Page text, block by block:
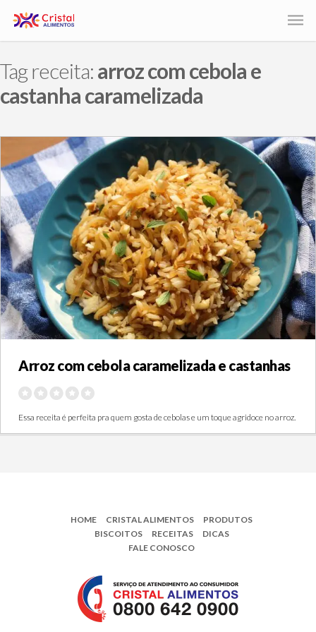
Tag receita:arroz com cebola e
castanha caramelizada
Arroz com cebola caramelizada e castanhas
Essa receita é perfeita pra quem gosta de cebolas e um toque agridoce no arroz.
HOME CRISTAL ALIMENTOS
PRODUTOS
BISCOITOS
RECEITAS
DICAS
FALE CONOSCO